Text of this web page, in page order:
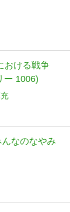
おける戦争
ー 1006)
なのなやみ